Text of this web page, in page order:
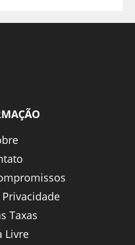
Taxas
Livre